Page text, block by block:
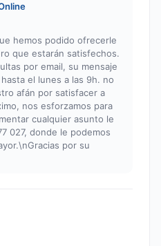
hemos podido ofrecerle
que estarán satisfechos.
por email, su mensaje
el lunes a las 9h. no
afán por satisfacer a
nos esforzamos para
cualquier asunto le
027, donde le podemos
por su